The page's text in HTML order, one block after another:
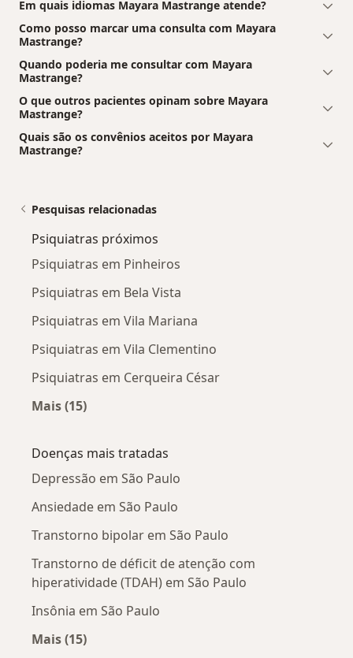
Em quais idiomas Mayara Mastrange atende?
Como posso marcar uma consulta com Mayara
Mastrange?
Quando poderia me consultar com Mayara
Mastrange?
O que outros pacientes opinam sobre Mayara
Mastrange?
Quais são os convênios aceitos por Mayara
Mastrange?
Pesquisas relacionadas
Psiquiatras próximos
Psiquiatras em Pinheiros
Psiquiatras em Bela Vista
Psiquiatras em Vila Mariana
Psiquiatras em Vila Clementino
Psiquiatras em Cerqueira César
Mais (15)
Doenças mais tratadas
Depressão em São Paulo
Ansiedade em São Paulo
Transtorno bipolar em São Paulo
Transtorno de déficit de atenção com
hiperatividade (TDAH) em São Paulo
Insônia em São Paulo
Mais (15)